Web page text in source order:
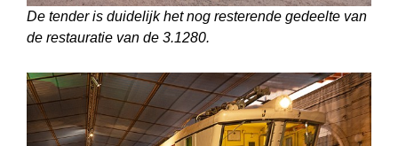
De tender is duidelijk het nog resterende gedeelte van
de restauratie van de 3.1280.